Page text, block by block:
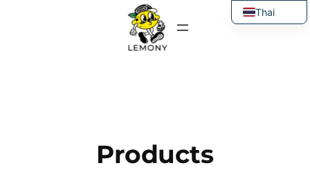
Products
Thai